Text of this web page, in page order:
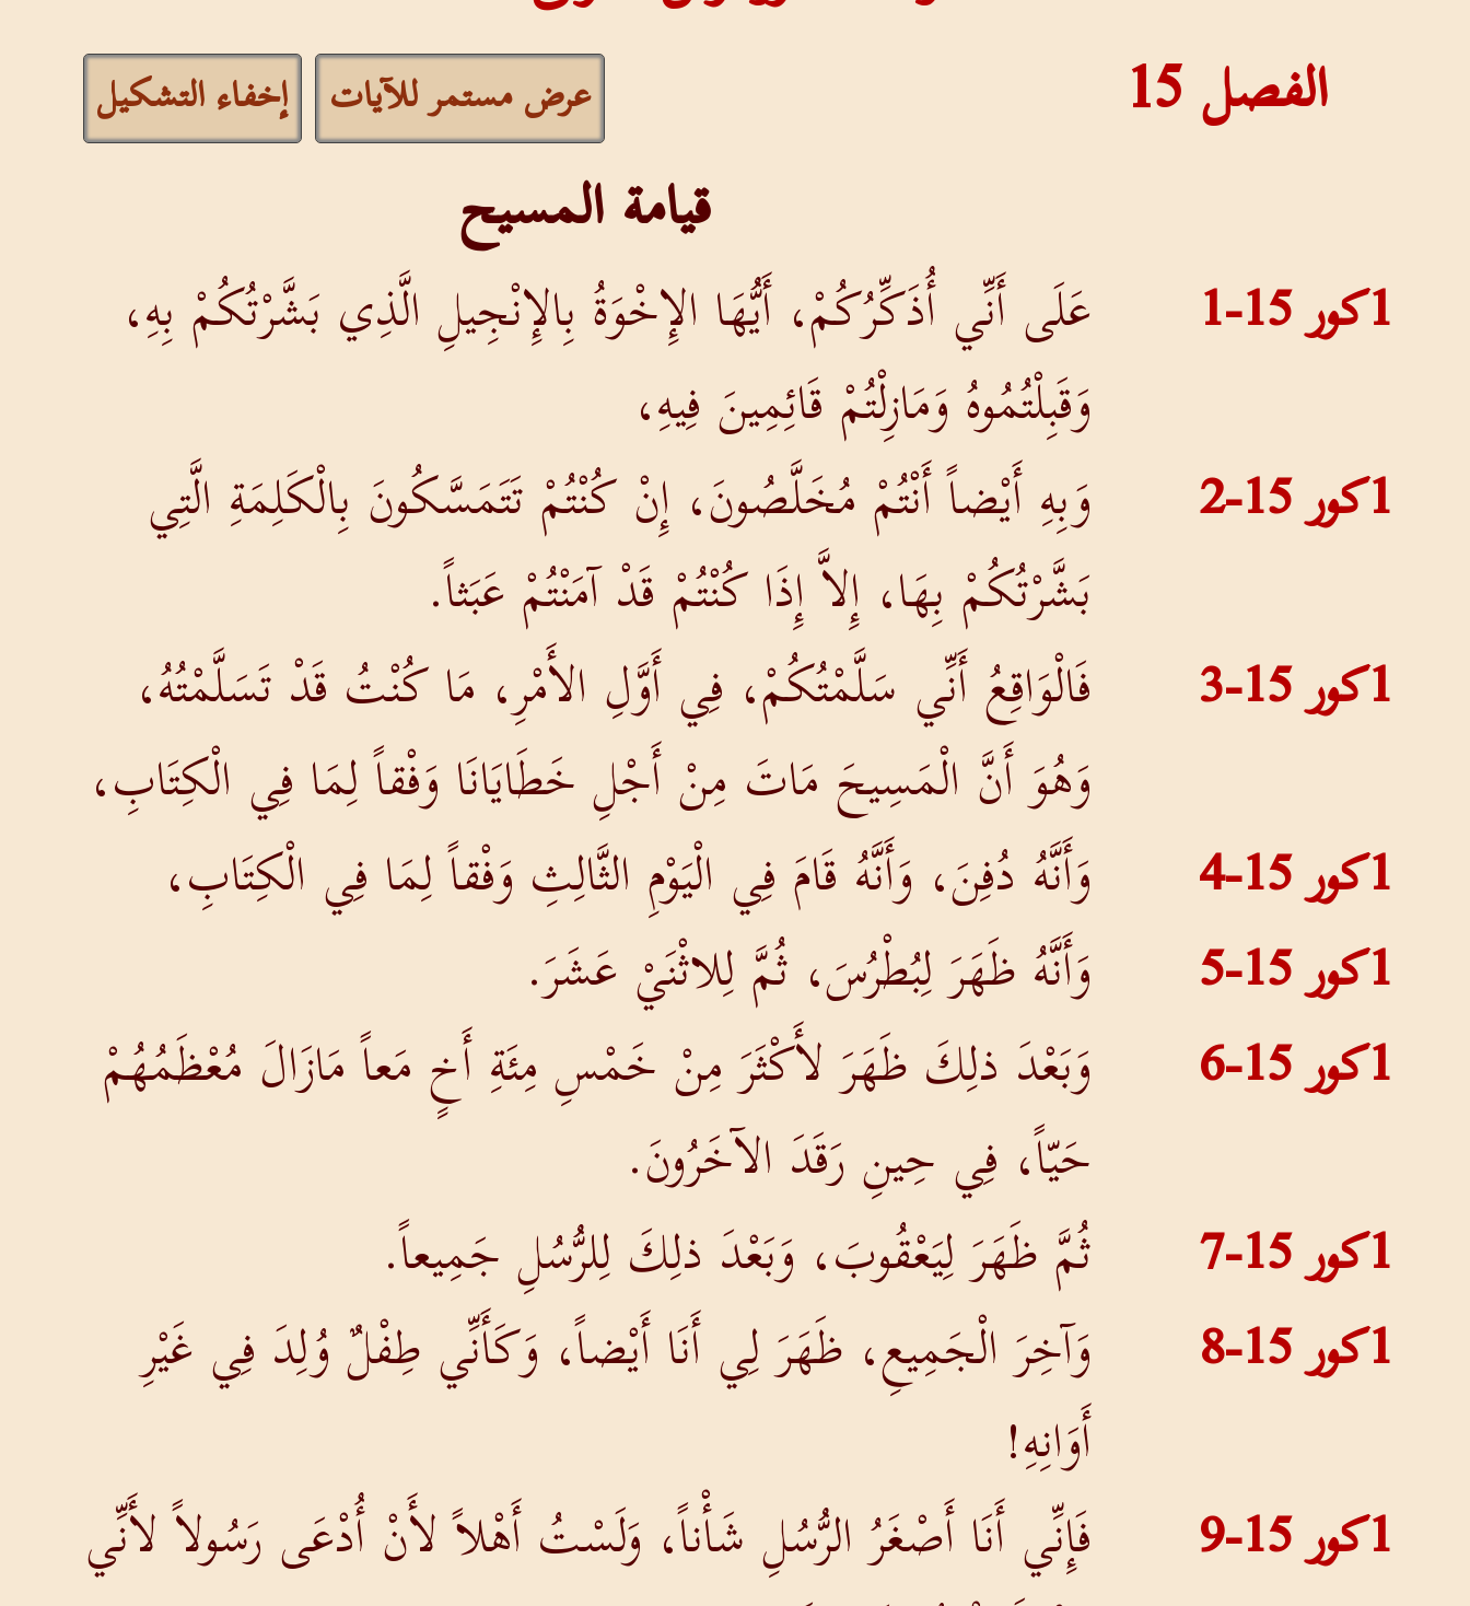
الفصل15 عرض مستمر للآيات إخفاء التشكيل
قيامة المسيح
1كور 15-1
عَلَى أَنِّي أُذَكِّرُكُمْ، أَيُّهَا الإِخْوَةُ بِالإِنْجِيلِ الَّذِي بَشَّرْتُكُمْ بِهِ،
وَقَبِلْتُمُوهُ وَمَازِلْتُمْ قَائِمِينَ فِيهِ،
1كور 15-2
وَبِهِ أَيْضاً أَنْتُمْ مُخَلَّصُونَ، إِنْ كُنْتُمْ تَتَمَسَّكُونَ بِالْكَلِمَةِ الَّتِي
بَشَّرْتُكُمْ بِهَا، إِلاَّ إِذَا كُنْتُمْ قَدْ آمَنْتُمْ عَبَثاً.
1كور 15-3
فَالْوَاقِعُ أَنِّي سَلَّمْتُكُمْ، فِي أَوَّلِ الأَمْرِ، مَا كُنْتُ قَدْ تَسَلَّمْتُهُ،
وَهُوَ أَنَّ الْمَسِيحَ مَاتَ مِنْ أَجْلِ خَطَايَانَا وَفْقاً لِمَا فِي الْكِتَابِ،
1كور 15-4
وَأَنَّهُ دُفِنَ، وَأَنَّهُ قَامَ فِي الْيَوْمِ الثَّالِثِ وَفْقاً لِمَا فِي الْكِتَابِ،
1كور 15-5
وَأَنَّهُ ظَهَرَ لِبُطْرُسَ، ثُمَّ لِلاثْنَيْ عَشَرَ.
1كور 15-6
وَبَعْدَ ذلِكَ ظَهَرَ لأَكْثَرَ مِنْ خَمْسِ مِئَةِ أَخٍ مَعاً مَازَالَ مُعْظَمُهُمْ
حَيّاً، فِي حِينِ رَقَدَ الآخَرُونَ.
1كور 15-7
ثُمَّ ظَهَرَ لِيَعْقُوبَ، وَبَعْدَ ذلِكَ لِلرُّسُلِ جَمِيعاً.
1كور 15-8
وَآخِرَ الْجَمِيعِ، ظَهَرَ لِي أَنَا أَيْضاً، وَكَأَنِّي طِفْلٌ وُلِدَ فِي غَيْرِ
أَوَانِهِ!
1كور 15-9
فَإِنِّي أَنَا أَصْغَرُ الرُّسُلِ شَأْناً، وَلَسْتُ أَهْلاً لأَنْ أُدْعَى رَسُولاً لأَنِّي